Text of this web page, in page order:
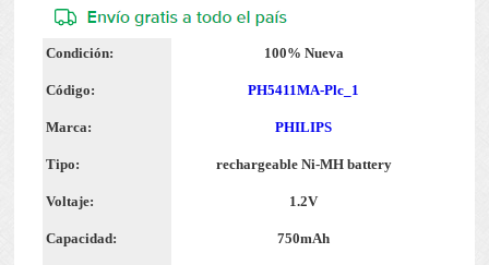
Condición: 100% Nueva
Código: PH5411MA-Plc_1
Marca: PHILIPS
Tipo: rechargeable Ni-MH battery
Voltaje: 1.2V
Capacidad: 750mAh